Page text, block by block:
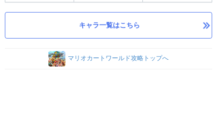
キャラ一覧はこちら
マリオカートワールド攻略トップへ